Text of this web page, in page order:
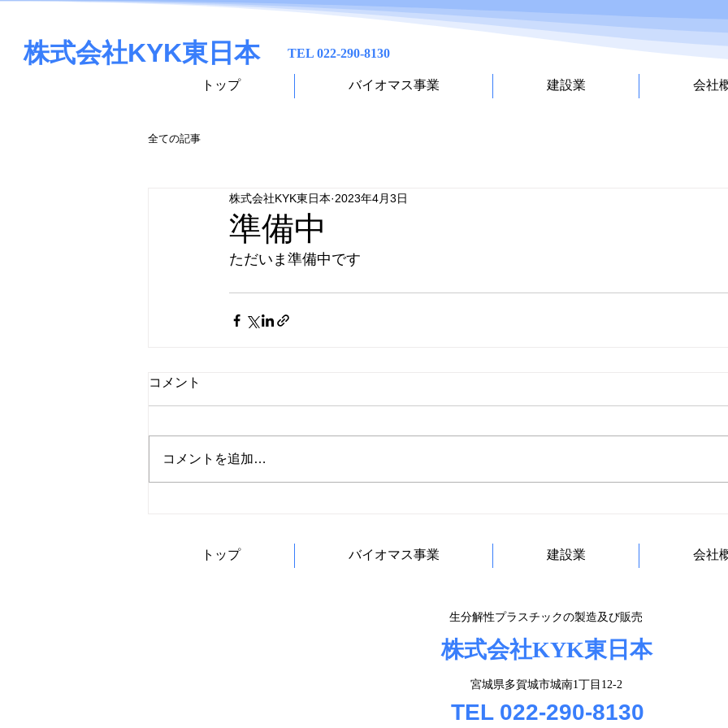
株式会社KYK東日本 TEL 022-290-8130
トップ バイオマス事業 建設業 会社
全ての記事
準備中
株式会社KYK東日本 2023年4月3日
ただいま準備中です
コメント
コメントを追加…
トップ バイオマス事業 建設業 会社
​生分解性プラスチックの製造及び販売
​株式会社KYK東日本
宮城県多賀城市城南1丁目12-2
TEL 022-290-8130